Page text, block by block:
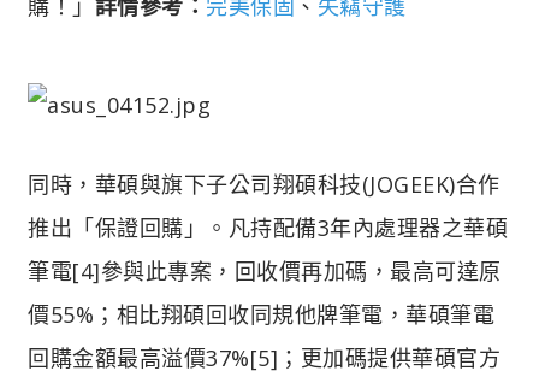
同時，華碩與旗下子公司翔碩科技(JOGEEK)合作
推出「保證回購」。凡持配備3年內處理器之華碩
筆電[4]參與此專案，回收價再加碼，最高可達原
價55%；相比翔碩回收同規他牌筆電，華碩筆電
回購金額最高溢價37%[5]；更加碼提供華碩官方